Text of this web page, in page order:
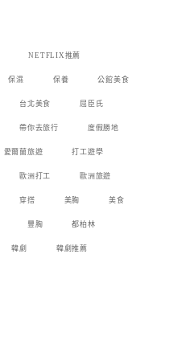
NETFLIX推薦
保濕 保養 公館美食
台北美食 屈臣氏
帶你去旅行 度假勝地
愛爾蘭旅遊 打工遊學
歐洲打工 歐洲旅遊
穿搭 美胸 美食
豐胸 都柏林
韓劇 韓劇推薦